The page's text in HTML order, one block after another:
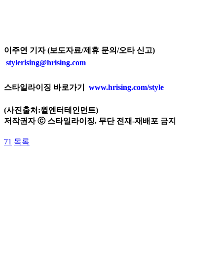
이주연 기자 (보도자료/제휴 문의/오타 신고)
stylerising@hrising.com
스타일라이징 바로가기 www.hrising.com/style
(사진출처:윌엔터테인먼트)
저작권자 ⓒ 스타일라이징. 무단 전재-재배포 금지
71 목록